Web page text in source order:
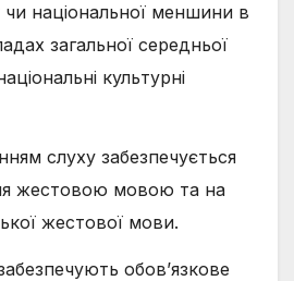
чи національної меншини в
загальної середньої
культурні
слуху забезпечується
жестовою мовою та на
жестової мови.
обов’язкове